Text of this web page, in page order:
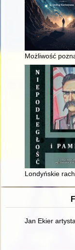
Możliwość
Londyńskie
Jan Ekier